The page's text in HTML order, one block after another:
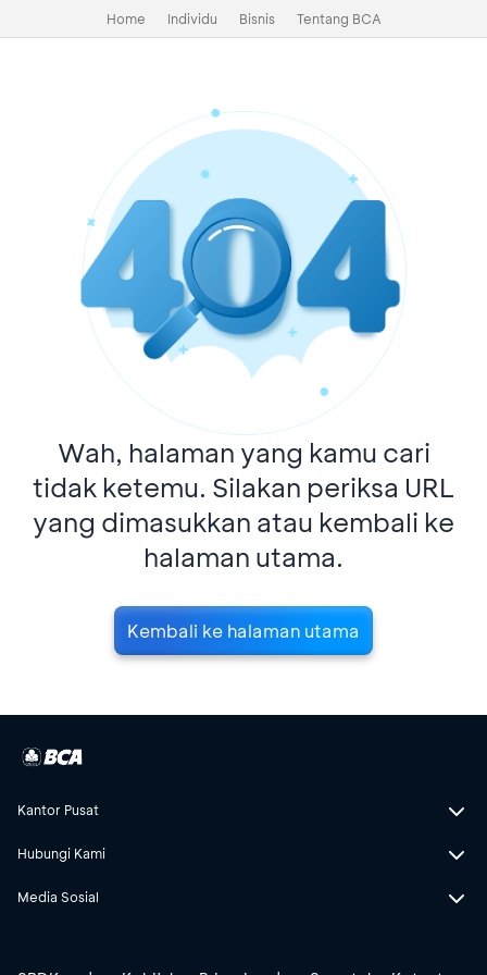
Home Individu Bisnis Tentang BCA
Wah, halaman yang kamu cari
tidak ketemu. Silakan periksa URL
yang dimasukkan atau kembali ke
halaman utama.
Kembali ke halaman utama
Kantor Pusat
Hubungi Kami
Media Sosial